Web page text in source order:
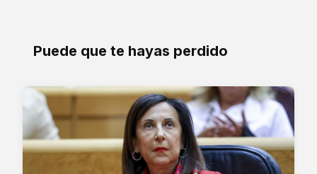
Puede que te hayas perdido